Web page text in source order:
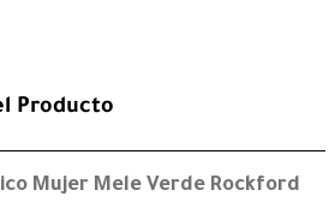
Producto
Mujer Mele Verde Rockford